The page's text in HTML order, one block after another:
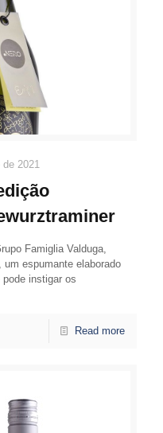
de 2021
Famiglia Valduga,
um espumante elaborado
instigar os
Read more